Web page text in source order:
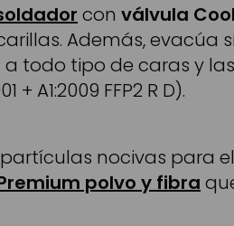
con válvula
Además, evacúa
todo tipo de caras y
A1:2009 FFP2 R D).
nocivas para
polvo y fibra